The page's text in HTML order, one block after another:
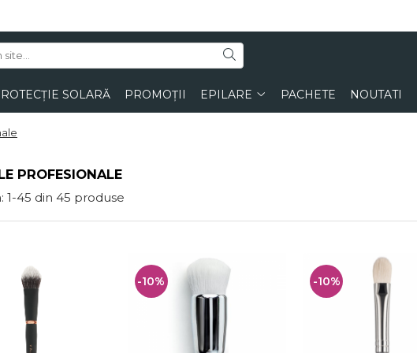
SOLARĂ PROMOȚII EPILARE PACHETE NOUTATI
PROFESIONALE
1-45 din 45 produse
-10% -10%